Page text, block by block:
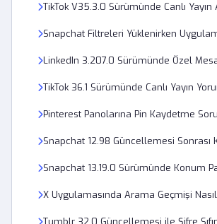
TikTok V35.3.0 Sürümünde Canlı Yayın
Snapchat Filtreleri Yüklenirken
LinkedIn 3.207.0 Sürümünde Özel
TikTok 36.1 Sürümünde Canlı Yayın
Pinterest Panolarına Pin Kaydetme
Snapchat 12.98 Güncellemesi
Snapchat 13.19.0 Sürümünde Konum
X Uygulamasında Arama Geçmişi
Tumblr 32.0 Güncellemesi ile Şifre